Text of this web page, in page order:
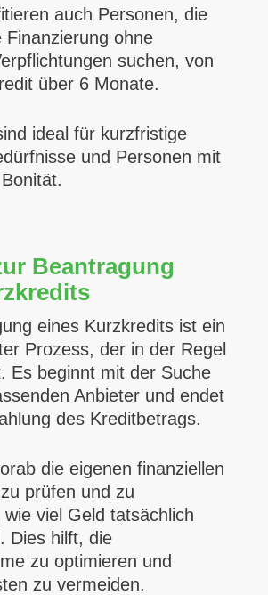
auch Personen, die
Finanzierung ohne
suchen, von
über 6 Monate.
ideal für kurzfristige
und Personen mit
Beantragung
eines Kurzkredits ist ein
Prozess, der in der Regel
Es beginnt mit der Suche
Anbieter und endet
des Kreditbetrags.
die eigenen finanziellen
prüfen und zu
viel Geld tatsächlich
Dies hilft, die
zu optimieren und
zu vermeiden.